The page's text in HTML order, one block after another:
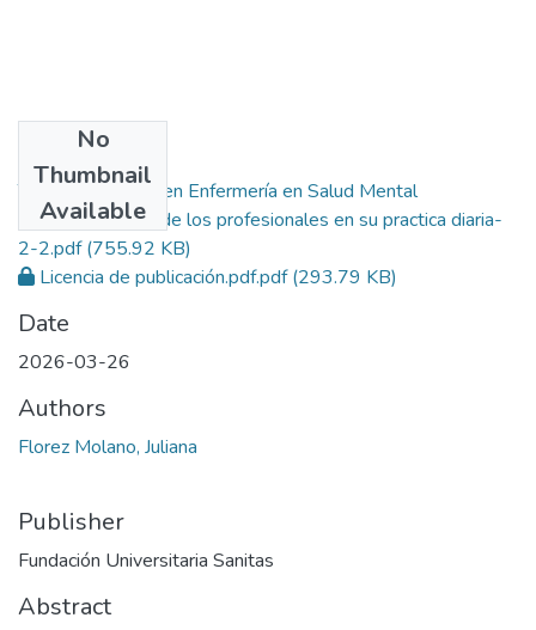
No
Thumbnail
Available
Terapia Narrativa en Enfermería en Salud Mental
perspectivas desde los profesionales en su practica diaria-
2-2.pdf(755.92 KB)
Licencia de publicación.pdf.pdf(293.79 KB)
Date
2026-03-26
Authors
Florez Molano, Juliana
Publisher
Fundación Universitaria Sanitas
Abstract